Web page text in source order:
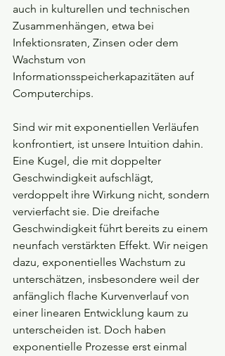
auch in kulturellen und technischen
Zusammenhängen, etwa bei
Infektionsraten, Zinsen oder dem
Wachstum von
Informationsspeicherkapazitäten auf
Computerchips.
Sind wir mit exponentiellen Verläufen
konfrontiert, ist unsere Intuition dahin.
Eine Kugel, die mit doppelter
Geschwindigkeit aufschlägt,
verdoppelt ihre Wirkung nicht, sondern
vervierfacht sie. Die dreifache
Geschwindigkeit führt bereits zu einem
neunfach verstärkten Effekt. Wir neigen
dazu, exponentielles Wachstum zu
unterschätzen, insbesondere weil der
anfänglich flache Kurvenverlauf von
einer linearen Entwicklung kaum zu
unterscheiden ist. Doch haben
exponentielle Prozesse erst einmal